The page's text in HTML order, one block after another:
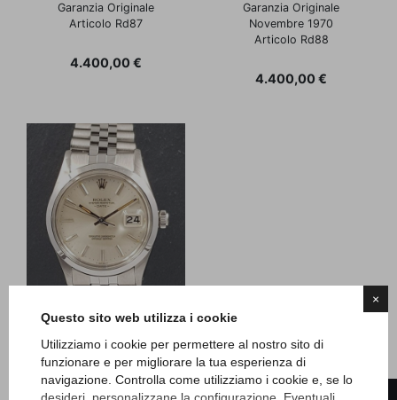
×
Questo sito web utilizza i cookie
Utilizziamo i cookie per permettere al nostro sito di
funzionare e per migliorare la tua esperienza di
navigazione. Controlla come utilizziamo i cookie e, se lo
desideri, personalizzane la configurazione. Eventuali
Garanzia Originale
Articolo Rd87
Prezzo
4.400,00 €
Garanzia Originale
Novembre 1970
Articolo Rd88
Prezzo
4.400,00 €
Rolex
Date - anni '80